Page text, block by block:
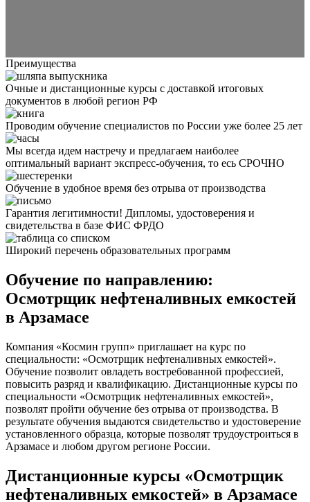
Преимущества
Очные и дистанционные курсы с доставкой итоговых
документов в любой регион РФ
Проводим обучение специалистов по России уже более 25 лет
Мы всегда идем настречу и предлагаем наиболее
оптимальный вариант экспресс-обучения, то есь СРОЧНО
Обучение в удобное время без отрыва от производства
Гарантия легитимности! Дипломы, удостоверения и
свидетельства в базе ФИС ФРДО
Широкий перечень образовательных программ
Обучение по направлению:
Осмотрщик нефтеналивных емкостей
в Арзамасе
Компания «Космин групп» приглашает на курс по
специальности: «Осмотрщик нефтеналивных емкостей».
Обучение позволит овладеть востребованной профессией,
повысить разряд и квалификацию. Дистанционные курсы по
специальности «Осмотрщик нефтеналивных емкостей»,
позволят пройти обучение без отрыва от производства. В
результате обучения выдаются свидетельство и удостоверение
установленного образца, которые позволят трудоустроиться в
Арзамасе и любом другом регионе России.
Дистанционные курсы «Осмотрщик
нефтеналивных емкостей» в Арзамасе